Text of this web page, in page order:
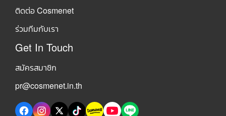
ติดต่อ Cosmenet
ร่วมทีมกับเรา
Get In Touch
สมัครสมาชิก
pr@cosmenet.in.th